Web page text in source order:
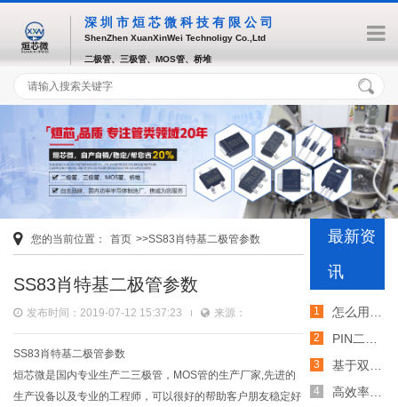
深圳市烜芯微科技有限公司
ShenZhen XuanXinWei Technoligy Co.,Ltd
二极管、三极管、MOS管、桥堆
您的当前位置： 首页 >>SS83肖特基二极管参数
SS83肖特基二极管参数
发布时间：2019-07-12 15:37:23 来源：
SS83肖特基二极管参数
烜芯微是国内专业生产二三极管，MOS管的生产厂家,先进的
生产设备以及专业的工程师，可以很好的帮助客户朋友稳定好
最新资
讯
怎么用TVS二极管提高电路的抗突波能力
PIN二极管的电导调制机制和应用介绍
基于双MOS管的防反灌电路工作原理介绍
高效率整流二极管的特性和应用介绍